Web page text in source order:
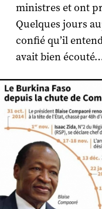
ministres et ont
Quelques jours
confié qu’il
avait bien